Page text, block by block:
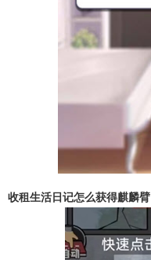
收租生活日记怎么获得麒麟臂